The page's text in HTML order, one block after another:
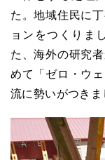
た。地域住民に
ョンをつくりま
た、海外の研究
めて「ゼロ・ウ
流に勢いがつきま